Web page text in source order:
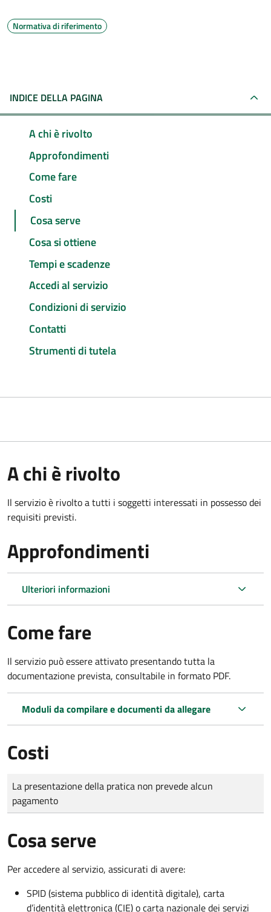
Normativa di riferimento
INDICE DELLA PAGINA
A chi è rivolto
Approfondimenti
Come fare
Costi
Cosa serve
Cosa si ottiene
Tempi e scadenze
Accedi al servizio
Condizioni di servizio
Contatti
Strumenti di tutela
A chi è rivolto
Il servizio è rivolto a tutti i soggetti interessati in possesso dei
requisiti previsti.
Approfondimenti
Ulteriori informazioni
Come fare
Il servizio può essere attivato presentando tutta la
documentazione prevista, consultabile in formato PDF.
Moduli da compilare e documenti da allegare
Costi
Tipo di pagamento
Importo
La presentazione della pratica non prevede alcun
pagamento
Cosa serve
Per accedere al servizio, assicurati di avere:
SPID (sistema pubblico di identità digitale), carta
d’identità elettronica (CIE) o carta nazionale dei servizi